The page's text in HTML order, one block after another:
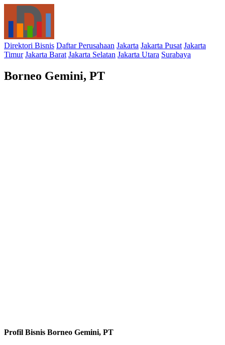
Direktori Bisnis Daftar Perusahaan Jakarta Jakarta Pusat Jakarta
Timur Jakarta Barat Jakarta Selatan Jakarta Utara Surabaya
Borneo Gemini, PT
Profil Bisnis Borneo Gemini, PT